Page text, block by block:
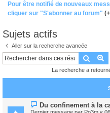
Pour être notifié de nouveaux
cliquer sur "S'abonner au forum"
Sujets actifs
Aller sur la recherche avancée
La recherche a
N
o
Du confinement à la
Dernier message par Po3m «